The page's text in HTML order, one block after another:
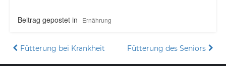
Beitrag gepostet in Ernährung
Beitragsnavigation
Fütterung bei Krankheit Fütterung des Seniors